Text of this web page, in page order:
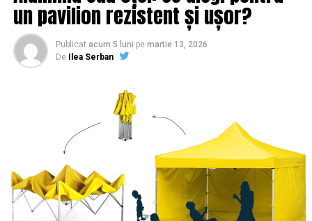
un pavilion rezistent și ușor?
Publicat acum 5 luni pe martie 13, 2026
De
Ilea Serban